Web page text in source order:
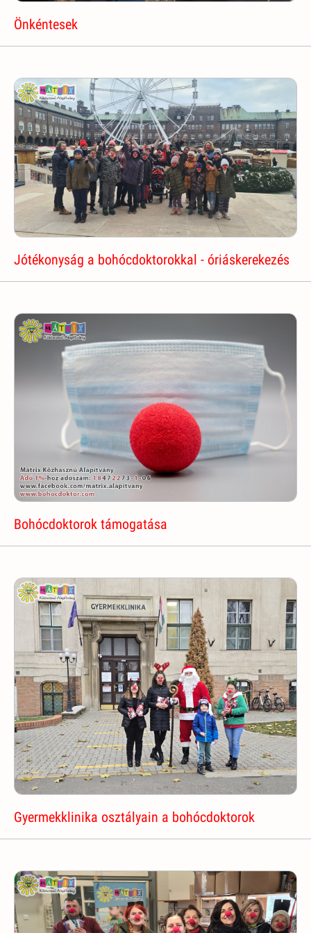
Önkéntesek
Jótékonyság a bohócdoktorokkal - óriáskerekezés
Bohócdoktorok támogatása
Gyermekklinika osztályain a bohócdoktorok